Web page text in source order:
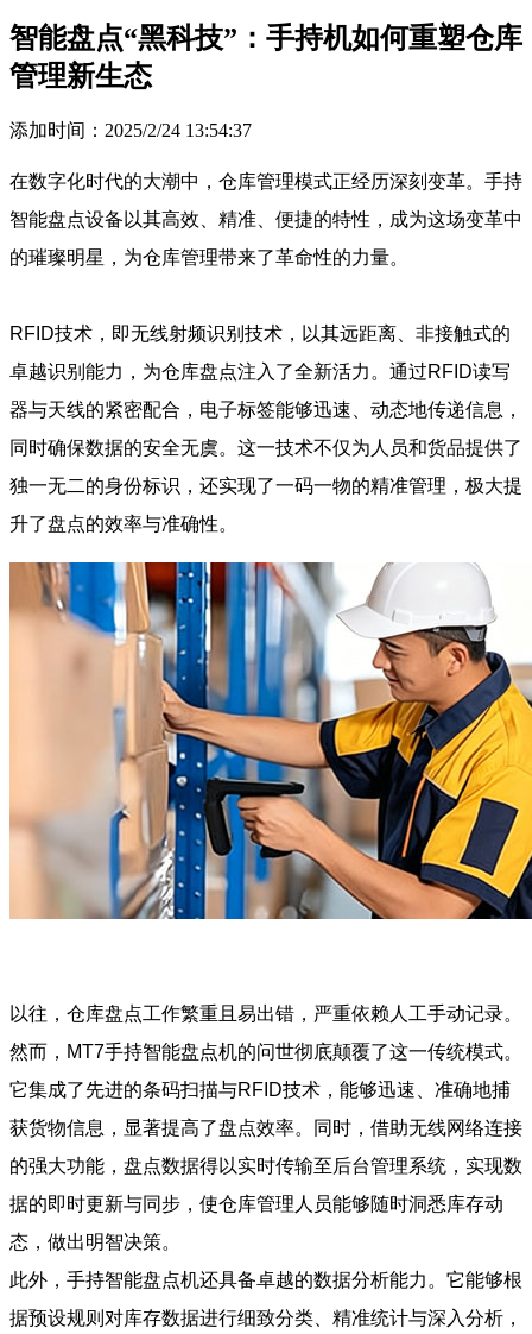
智能盘点“黑科技”：手持机如何重塑仓库
管理新生态
添加时间：2025/2/24 13:54:37
在数字化时代的大潮中，仓库管理模式正经历深刻变革。手持
智能盘点设备以其高效、精准、便捷的特性，成为这场变革中
的璀璨明星，为仓库管理带来了革命性的力量。
RFID技术，即无线射频识别技术，以其远距离、非接触式的
卓越识别能力，为仓库盘点注入了全新活力。通过RFID读写
器与天线的紧密配合，电子标签能够迅速、动态地传递信息，
同时确保数据的安全无虞。这一技术不仅为人员和货品提供了
独一无二的身份标识，还实现了一码一物的精准管理，极大提
升了盘点的效率与准确性。
以往，仓库盘点工作繁重且易出错，严重依赖人工手动记录。
然而，MT7手持智能盘点机的问世彻底颠覆了这一传统模式。
它集成了先进的条码扫描与RFID技术，能够迅速、准确地捕
获货物信息，显著提高了盘点效率。同时，借助无线网络连接
的强大功能，盘点数据得以实时传输至后台管理系统，实现数
据的即时更新与同步，使仓库管理人员能够随时洞悉库存动
态，做出明智决策。
此外，手持智能盘点机还具备卓越的数据分析能力。它能够根
据预设规则对库存数据进行细致分类、精准统计与深入分析，